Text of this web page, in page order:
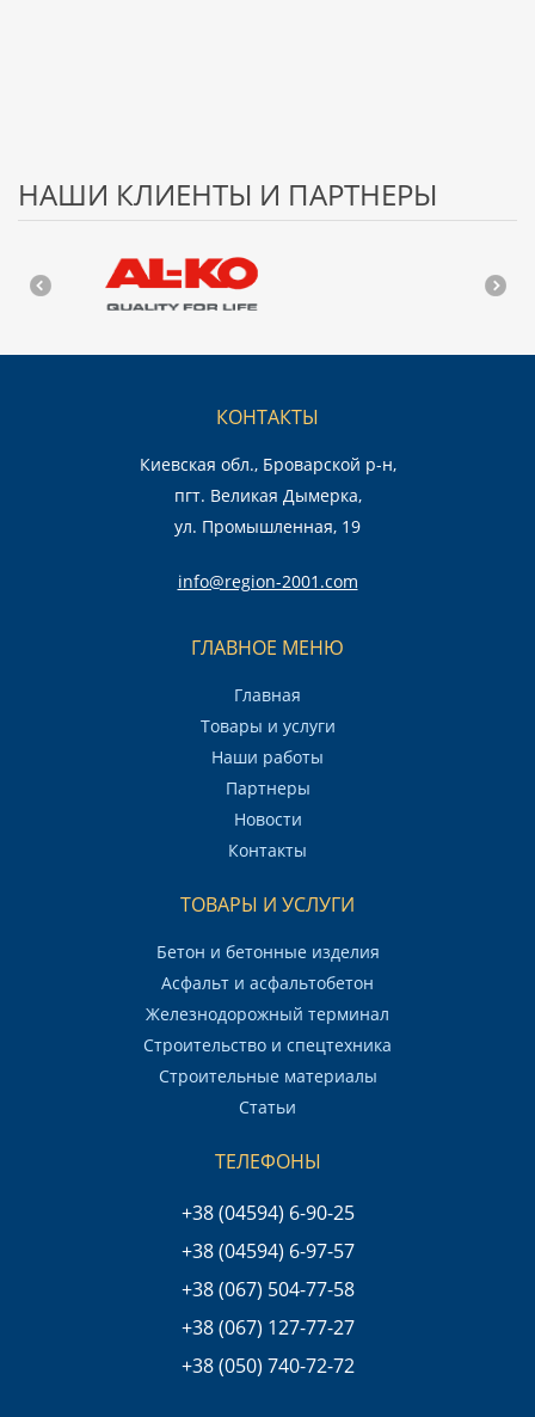
НАШИ КЛИЕНТЫ И ПАРТНЕРЫ
КОНТАКТЫ
Киевская обл., Броварской р-н,
пгт. Великая Дымерка,
ул. Промышленная, 19
info@region-2001.com
ГЛАВНОЕ МЕНЮ
Главная
Товары и услуги
Наши работы
Партнеры
Новости
Контакты
ТОВАРЫ И УСЛУГИ
Бетон и бетонные изделия
Асфальт и асфальтобетон
Железнодорожный терминал
Строительство и спецтехника
Строительные материалы
Статьи
ТЕЛЕФОНЫ
+38 (04594) 6-90-25
+38 (04594) 6-97-57
+38 (067) 504-77-58
+38 (067) 127-77-27
+38 (050) 740-72-72